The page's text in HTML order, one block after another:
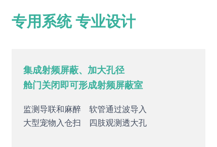
专用系统 专业设计
集成射频屏蔽、加大孔径
舱门关闭即可形成射频屏蔽室
监测导联和麻醉 软管通过波导入
大型宠物入仓扫 四肢观测透大孔